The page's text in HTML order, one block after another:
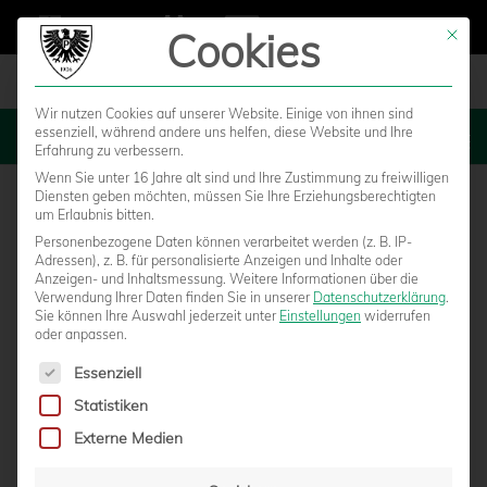
MENU
DIE ADLERTRÄGER EMPFANGEN DIE
Mit
Cookies
Wir nutzen Cookies auf unserer Website. Einige von ihnen sind
essenziell, während andere uns helfen, diese Website und Ihre
Erfahrung zu verbessern.
Wenn Sie unter 16 Jahre alt sind und Ihre Zustimmung zu freiwilligen
Diensten geben möchten, müssen Sie Ihre Erziehungsberechtigten
um Erlaubnis bitten.
Personenbezogene Daten können verarbeitet werden (z. B. IP-
Adressen), z. B. für personalisierte Anzeigen und Inhalte oder
Anzeigen- und Inhaltsmessung. Weitere Informationen über die
Verwendung Ihrer Daten finden Sie in unserer Datenschutzerklärung.
Sie können Ihre Auswahl jederzeit unter Einstellungen widerrufen
oder anpassen.
Es folgt eine Liste der Service-Gruppen, für die eine
Essenziell
Statistiken
Externe Medien